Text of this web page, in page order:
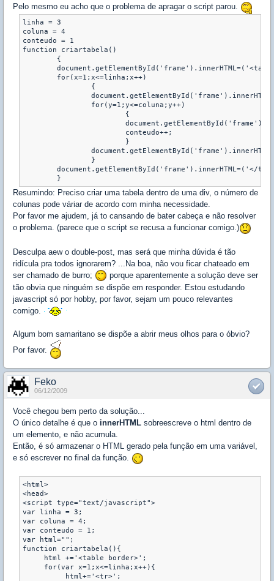
Pelo mesmo eu acho que o problema de apragar o script parou.
linha = 3
coluna = 4
conteudo = 1
function criartabela()
Resumindo: Preciso criar uma tabela dentro de uma div, o número de
colunas pode váriar de acordo com minha necessidade.
Por favor me ajudem, já to cansando de bater cabeça e não resolver
o problema. (parece que o script se recusa a funcionar comigo.)
Desculpa aew o double-post, mas será que minha dúvida é tão
ridícula pra todos ignorarem? ...Na boa, não vou ficar chateado em
ser chamado de burro;
porque aparentemente a solução deve ser
tão obvia que ninguém se dispõe em responder. Estou estudando
javascript só por hobby, por favor, sejam um pouco relevantes
comigo.
Algum bom samaritano se dispõe a abrir meus olhos para o óbvio?
Por favor.
Feko
06/12/2009
Você chegou bem perto da solução...
O único detalhe é que o innerHTML sobreescreve o html dentro de
um elemento, e não acumula.
Então, é só armazenar o HTML gerado pela função em uma variável,
e só escrever no final da função.
<html>
<head>
<script type="text/javascript">
var linha = 3;
var coluna = 4;
var conteudo = 1;
var html="";
function criartabela(){
     html +='<table border>';
     for(var x=1;x<=linha;x++){
          html+='<tr>';